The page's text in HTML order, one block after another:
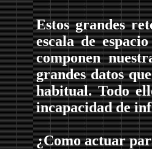
Estos grandes
escala de
componen
grandes datos
habitual. Todo
incapacidad de
¿Como actuar